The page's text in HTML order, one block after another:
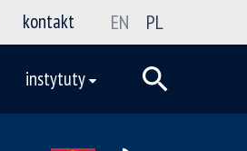
kontakt EN PL
instytuty